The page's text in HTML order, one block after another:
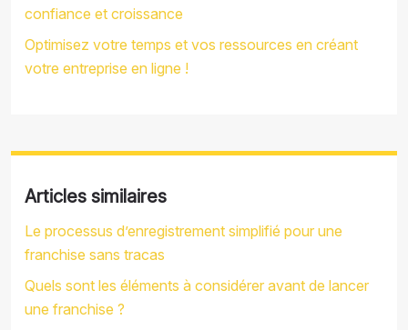
confiance et croissance
Optimisez votre temps et vos ressources en créant
votre entreprise en ligne !
Articles similaires
Le processus d’enregistrement simplifié pour une
franchise sans tracas
Quels sont les éléments à considérer avant de lancer
une franchise ?